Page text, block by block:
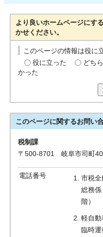
より良いホームページにす
かせください。
このページの情報は役に
役に立った
どち
かった
このページに関するお問い
税制課
〒500-8701 岐阜市司町40
電話番号
市税全
総務
階）
軽自
臨時